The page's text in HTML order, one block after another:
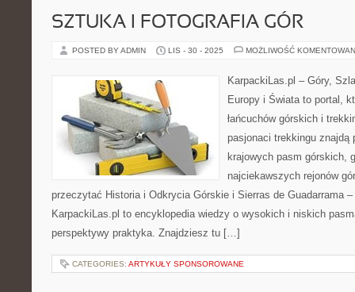
SZTUKA I FOTOGRAFIA GÓR
POSTED BY ADMIN LIS - 30 - 2025 MOŻLIWOŚĆ
KarpackiLas.pl – Góry,
Europy i Świata to portal,
łańcuchów górskich i
pasjonaci trekkingu znajdą
krajowych pasm górskich,
najciekawszych rejonów
przeczytać Historia i Odkrycia Górskie i Sierras de Guadarrama
KarpackiLas.pl to encyklopedia wiedzy o wysokich i niskich
perspektywy praktyka. Znajdziesz tu […]
CATEGORIES: ARTYKUŁY SPONSOROWANE